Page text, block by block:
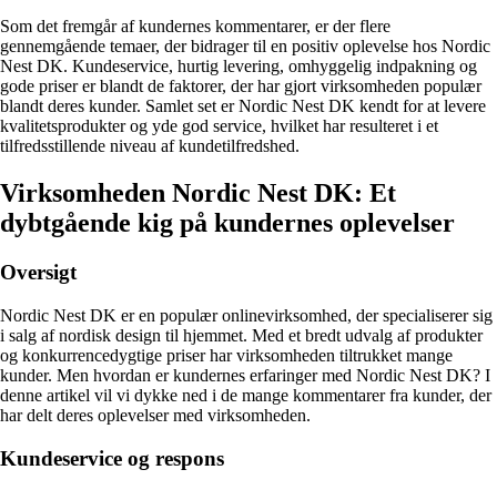
Som det fremgår af kundernes kommentarer, er der flere
gennemgående temaer, der bidrager til en positiv oplevelse hos Nordic
Nest DK. Kundeservice, hurtig levering, omhyggelig indpakning og
gode priser er blandt de faktorer, der har gjort virksomheden populær
blandt deres kunder. Samlet set er Nordic Nest DK kendt for at levere
kvalitetsprodukter og yde god service, hvilket har resulteret i et
tilfredsstillende niveau af kundetilfredshed.
Virksomheden Nordic Nest DK: Et
dybtgående kig på kundernes oplevelser
Oversigt
Nordic Nest DK er en populær onlinevirksomhed, der specialiserer sig
i salg af nordisk design til hjemmet. Med et bredt udvalg af produkter
og konkurrencedygtige priser har virksomheden tiltrukket mange
kunder. Men hvordan er kundernes erfaringer med Nordic Nest DK? I
denne artikel vil vi dykke ned i de mange kommentarer fra kunder, der
har delt deres oplevelser med virksomheden.
Kundeservice og respons